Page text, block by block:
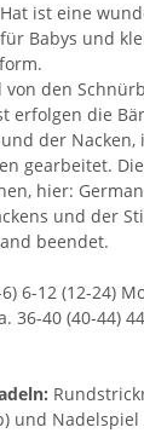
ist eine
Babys und
von den
erfolgen die
der
gearbeitet.
hier:
und der
beendet.
6-12 (12-24)
36-40 (40-44)
:
und Nadelspiel